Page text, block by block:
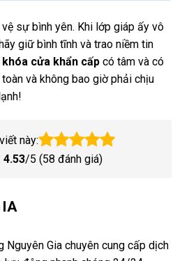
sự bình yên. Khi lớp giáp ấy vô
giữ bình tĩnh và trao niềm tin
cửa khẩn cấp có tâm và có
và không bao giờ phải chịu
này:
4.53/5 (58 đánh giá)
Nguyên Gia chuyên cung cấp dịch